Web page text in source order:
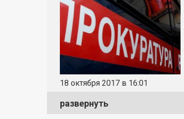
18 октября 2017 в 16:01
развернуть